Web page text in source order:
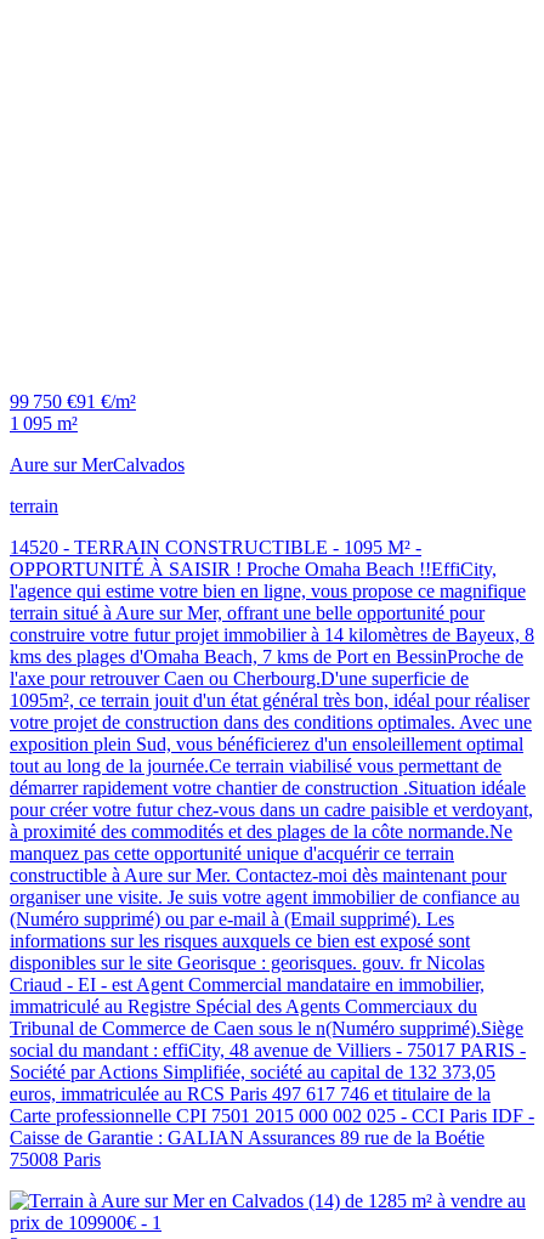
99 750 €91 €/m²
1 095 m²
Aure sur MerCalvados
terrain
14520 - TERRAIN CONSTRUCTIBLE - 1095 M² -
OPPORTUNITÉ À SAISIR ! Proche Omaha Beach !!EffiCity,
l'agence qui estime votre bien en ligne, vous propose ce magnifique
terrain situé à Aure sur Mer, offrant une belle opportunité pour
construire votre futur projet immobilier à 14 kilomètres de Bayeux, 8
kms des plages d'Omaha Beach, 7 kms de Port en BessinProche de
l'axe pour retrouver Caen ou Cherbourg.D'une superficie de
1095m², ce terrain jouit d'un état général très bon, idéal pour réaliser
votre projet de construction dans des conditions optimales. Avec une
exposition plein Sud, vous bénéficierez d'un ensoleillement optimal
tout au long de la journée.Ce terrain viabilisé vous permettant de
démarrer rapidement votre chantier de construction .Situation idéale
pour créer votre futur chez-vous dans un cadre paisible et verdoyant,
à proximité des commodités et des plages de la côte normande.Ne
manquez pas cette opportunité unique d'acquérir ce terrain
constructible à Aure sur Mer. Contactez-moi dès maintenant pour
organiser une visite. Je suis votre agent immobilier de confiance au
(Numéro supprimé) ou par e-mail à (Email supprimé). Les
informations sur les risques auxquels ce bien est exposé sont
disponibles sur le site Georisque : georisques. gouv. fr Nicolas
Criaud - EI - est Agent Commercial mandataire en immobilier,
immatriculé au Registre Spécial des Agents Commerciaux du
Tribunal de Commerce de Caen sous le n(Numéro supprimé).Siège
social du mandant : effiCity, 48 avenue de Villiers - 75017 PARIS -
Société par Actions Simplifiée, société au capital de 132 373,05
euros, immatriculée au RCS Paris 497 617 746 et titulaire de la
Carte professionnelle CPI 7501 2015 000 002 025 - CCI Paris IDF -
Caisse de Garantie : GALIAN Assurances 89 rue de la Boétie
75008 Paris